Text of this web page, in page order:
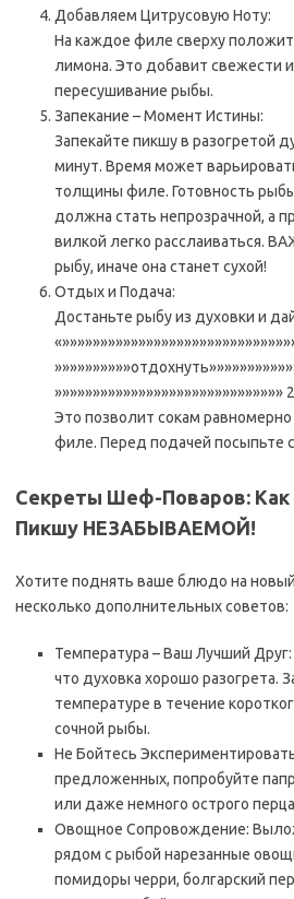
Добавляем Цитрусовую Ноту:
На каждое филе сверху
лимона. Это добавит свежести
пересушивание рыбы.
Запекание – Момент Истины:
Запекайте пикшу в разогретой
минут. Время может
толщины филе. Готовность
должна стать непрозрачной, а
вилкой легко расслаиваться.
рыбу, иначе она станет сухой!
Отдых и Подача:
Достаньте рыбу из духовки и
Это позволит сокам
филе. Перед подачей посыпьте
Секреты Шеф-Поваров: Как
Пикшу НЕЗАБЫВАЕМОЙ!
Хотите поднять ваше блюдо на
несколько дополнительных советов:
Температура – Ваш Лучший
что духовка хорошо разогрета.
температуре в течение
сочной рыбы.
Не Бойтесь
предложенных, попробуйте
или даже немного острого
Овощное Сопровождение:
рядом с рыбой нарезанные
помидоры черри, болгарский